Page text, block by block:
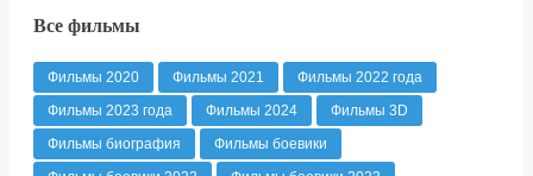
Все фильмы
Фильмы 2020 Фильмы 2021
Фильмы 2022 года
Фильмы 2023 года
Фильмы 2024
Фильмы 3D
Фильмы биография
Фильмы боевики